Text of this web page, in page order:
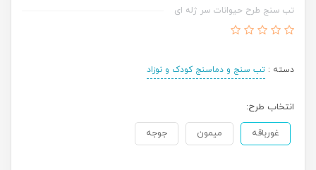
تب سنج طرح حیوانات سر ژله ای
دسته : تب سنج و دماسنج کودک و نوزاد
انتخاب طرح:
غورباقه میمون جوجه